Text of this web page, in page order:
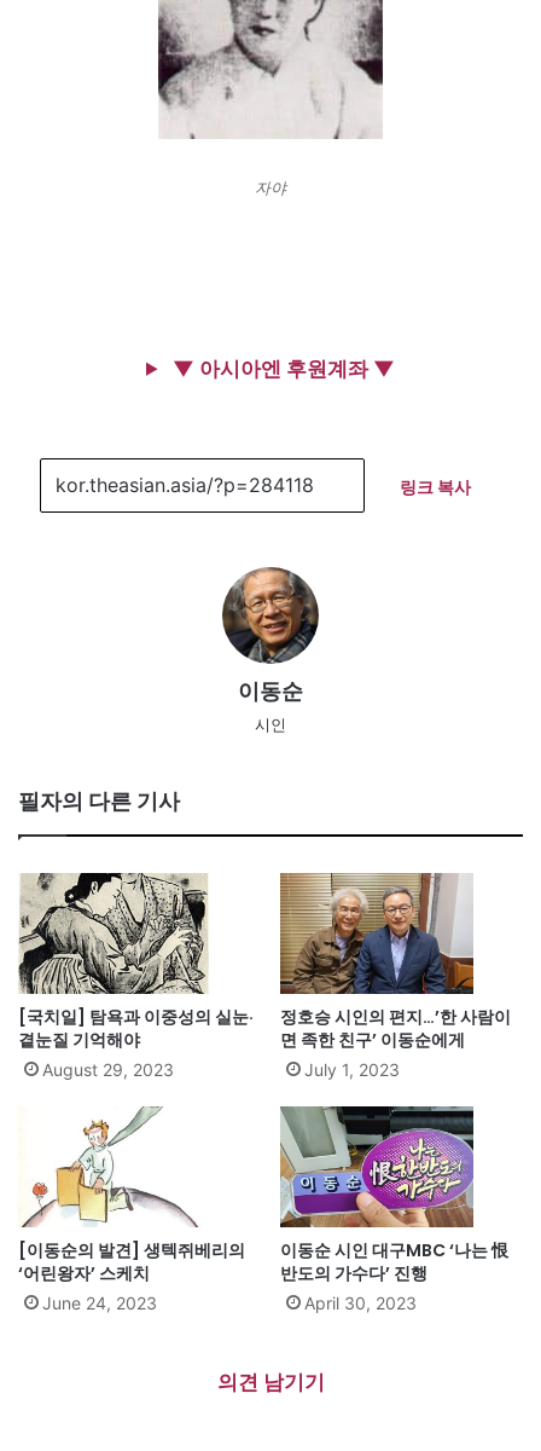
자야
▼ 아시아엔 후원계좌 ▼
링크 복사
이동순
시인
필자의 다른 기사
[국치일] 탐욕과 이중성의 실눈·
곁눈질 기억해야
August 29, 2023
정호승 시인의 편지…’한 사람이
면 족한 친구’ 이동순에게
July 1, 2023
[이동순의 발견] 생텍쥐베리의
‘어린왕자’ 스케치
June 24, 2023
이동순 시인 대구MBC ‘나는 恨
반도의 가수다’ 진행
April 30, 2023
의견 남기기